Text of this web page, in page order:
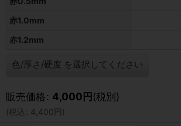
赤1.0mm
赤1.2mm
色/厚さ/硬度 を選択してください
販売価格: 4,000 円 (税別)
(税込 : 4,400円 )